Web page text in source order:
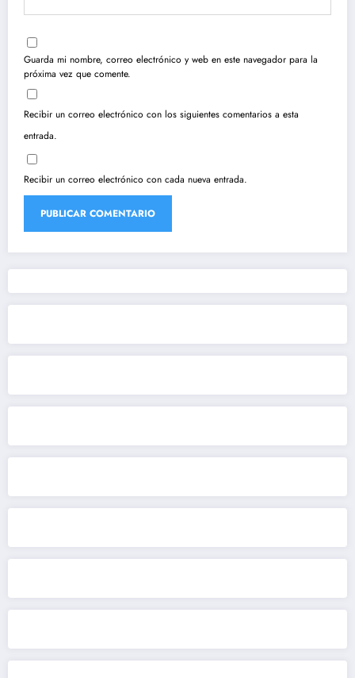
Guarda mi nombre, correo electrónico y web en este navegador para la
próxima vez que comente.
Recibir un correo electrónico con los siguientes comentarios a esta
entrada.
Recibir un correo electrónico con cada nueva entrada.